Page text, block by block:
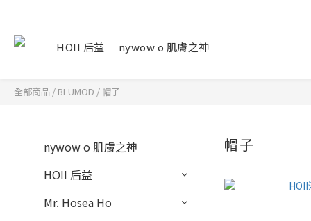
HOII 后益 nywow o 肌膚之神
全部商品 / BLUMOD / 帽子
nywow o 肌膚之神
HOII 后益
Mr. Hosea Ho
帽子